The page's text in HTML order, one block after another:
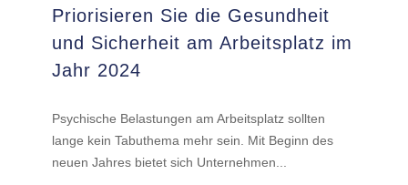
Priorisieren Sie die Gesundheit
und Sicherheit am Arbeitsplatz im
Jahr 2024
Psychische Belastungen am Arbeitsplatz sollten
lange kein Tabuthema mehr sein. Mit Beginn des
neuen Jahres bietet sich Unternehmen...